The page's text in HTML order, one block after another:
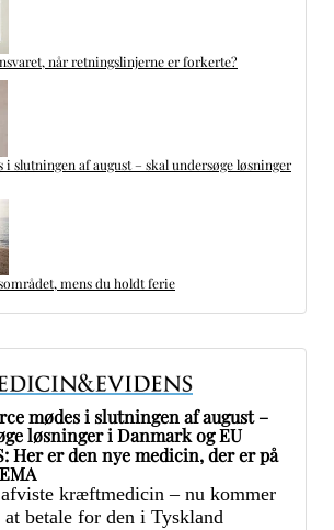
når retningslinjerne er forkerte?
slutningen af august – skal undersøge løsninger
mens du holdt ferie
mødes i slutningen af august –
løsninger i Danmark og EU
Her er den nye medicin, der er på